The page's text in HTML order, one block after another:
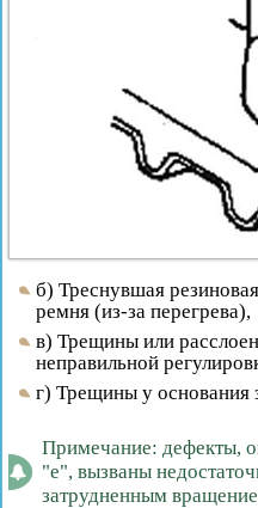
б) Треснувшая
ремня (из-за перегрева),
в) Трещины или
неправильной
г) Трещины у основания
Примечание: дефекты,
"е", вызваны
затрудненным